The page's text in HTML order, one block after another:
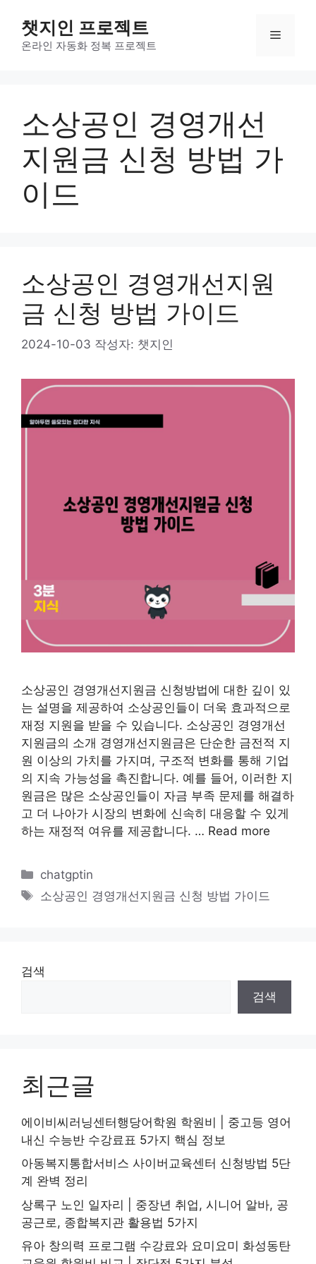
챗지인 프로젝트
온라인 자동화 정복 프로젝트
메
소상공인 경영개선
지원금 신청 방법 가
이드
소상공인 경영개선지원
금 신청 방법 가이드
2024-10-03 작성자: 챗지인
소상공인 경영개선지원금 신청방법에 대한 깊이 있
는 설명을 제공하여 소상공인들이 더욱 효과적으로
재정 지원을 받을 수 있습니다. 소상공인 경영개선
지원금의 소개 경영개선지원금은 단순한 금전적 지
원 이상의 가치를 가지며, 구조적 변화를 통해 기업
의 지속 가능성을 촉진합니다. 예를 들어, 이러한 지
원금은 많은 소상공인들이 자금 부족 문제를 해결하
고 더 나아가 시장의 변화에 신속히 대응할 수 있게
하는 재정적 여유를 제공합니다. … Read more
카
테
chatgptin
태
소상공인 경영개선지원금 신청 방법 가이드
검색
검색
최근글
에이비씨러닝센터행당어학원 학원비 | 중고등 영어
내신 수능반 수강료표 5가지 핵심 정보
아동복지통합서비스 사이버교육센터 신청방법 5단
계 완벽 정리
상록구 노인 일자리 | 중장년 취업, 시니어 알바, 공
공근로, 종합복지관 활용법 5가지
유아 창의력 프로그램 수강료와 요미요미 화성동탄